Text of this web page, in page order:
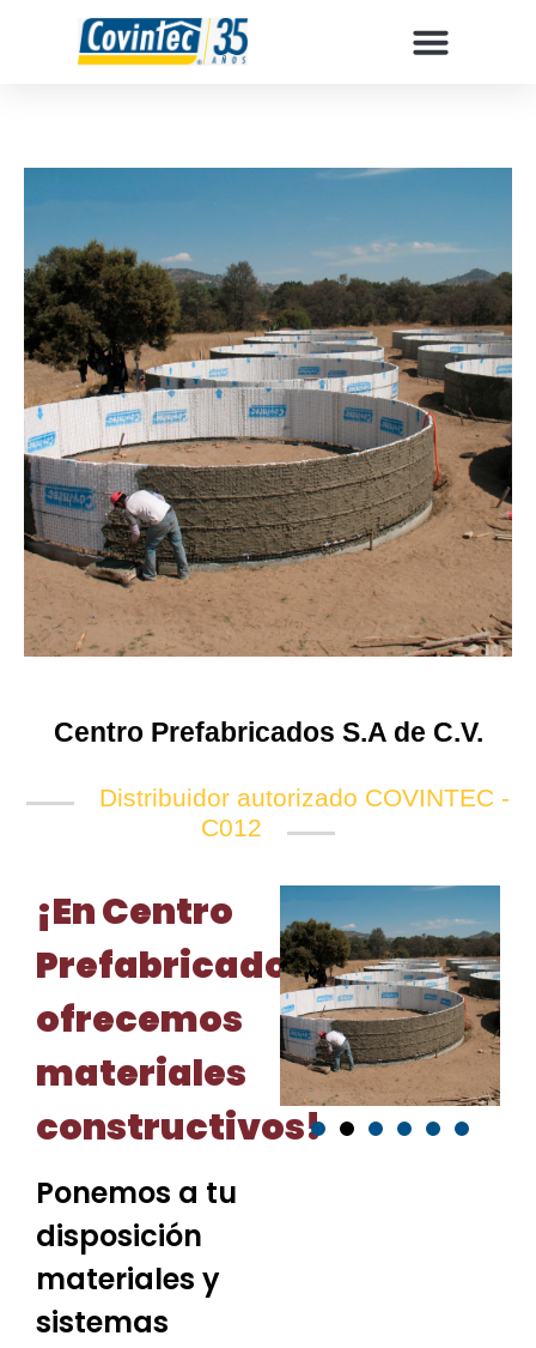
Centro Prefabricados S.A de C.V.
Distribuidor autorizado COVINTEC -
C012
¡En Centro
Prefabricados
ofrecemos
materiales
constructivos!
Ponemos a tu
disposición
materiales y
sistemas